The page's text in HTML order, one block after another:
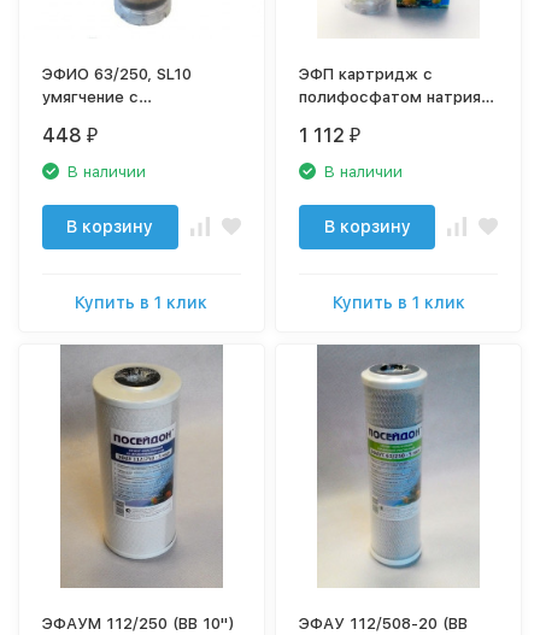
ЭФИО 63/250, SL10
умягчение с
448 ₽
В наличии
В корзину
Купить в 1 клик
ЭФП картридж с
полифосфатом натрия
1 112 ₽
В наличии
В корзину
Купить в 1 клик
ЭФАУМ 112/250 (BB 10")
ЭФАУ 112/508-20 (BB